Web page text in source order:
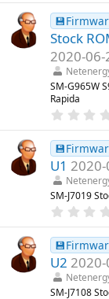
Stock
2020-06-
SM-G965W
Rapida
U1
SM-J7019
U2
SM-J7108